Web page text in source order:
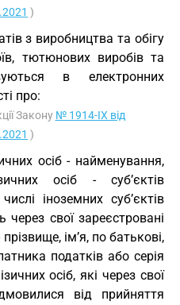
)
з виробництва та обігу
тютюнових виробів та
в електронних
про:
Закону № 1914-IX від
)
осіб - найменування,
осіб - суб’єктів
іноземних суб’єктів
свої зареєстровані
ім’я, по батькові,
податків або серія
осіб, які через свої
від прийняття